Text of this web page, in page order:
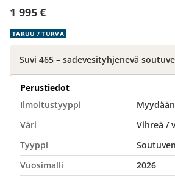
1 995 €
TAKUU / TURVA
Suvi 465 – sadevesityhjenevä
Perustiedot
Ilmoitustyyppi
Myydään
Väri
Vihreä /
Tyyppi
Vuosimalli
2026